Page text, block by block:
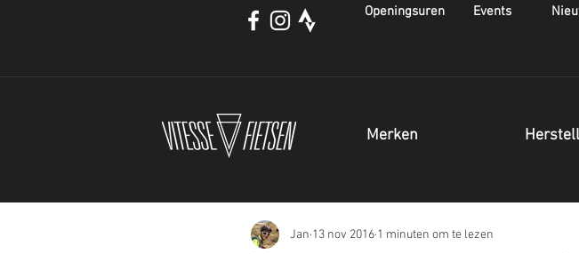
Openingsuren Events
Merken
Jan 13 nov 2016 1 minuten om te lezen